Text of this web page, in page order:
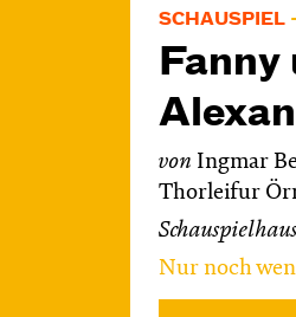
SCHAUSPIEL
Fanny
von Ingmar
Thorleifur
Nur noch